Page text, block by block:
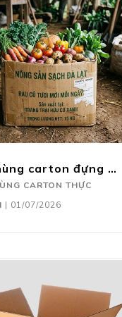
In thùng carton đựng nông sản
CARTON THỰC
| 01/07/2026